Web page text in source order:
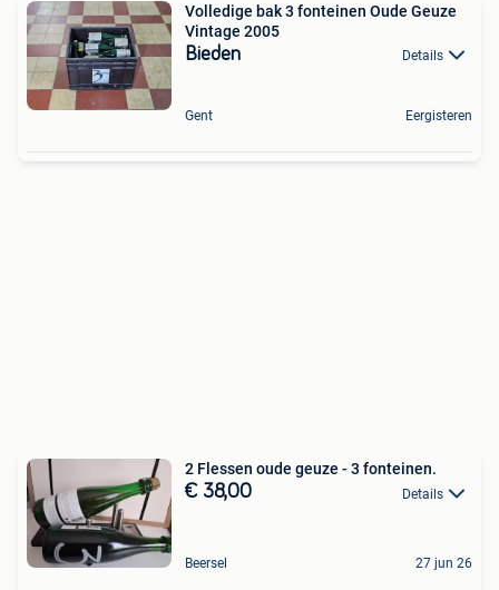
Volledige bak 3 fonteinen Oude Geuze
Vintage 2005
Bieden Details
Gent Eergisteren
2 Flessen oude geuze - 3 fonteinen.
€ 38,00 Details
Beersel 27 jun 26